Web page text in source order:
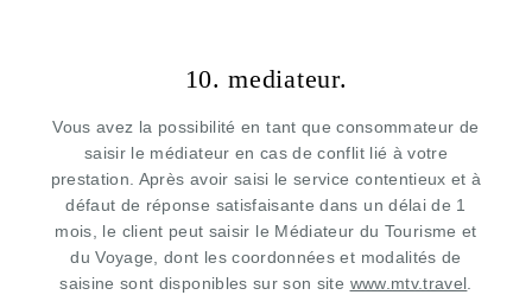
10. mediateur.
Vous avez la possibilité en tant que consommateur de
saisir le médiateur en cas de conflit lié à votre
prestation. Après avoir saisi le service contentieux et à
défaut de réponse satisfaisante dans un délai de 1
mois, le client peut saisir le Médiateur du Tourisme et
du Voyage, dont les coordonnées et modalités de
saisine sont disponibles sur son site www.mtv.travel